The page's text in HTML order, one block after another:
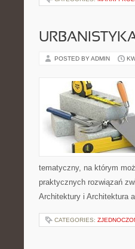
POSTED BY ADMIN
tematyczny, na którym
praktycznych rozwiązań
Architektury i Architektura
CATEGORIES: